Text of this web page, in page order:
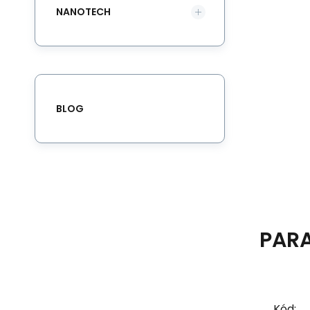
NANOTECH
BLOG